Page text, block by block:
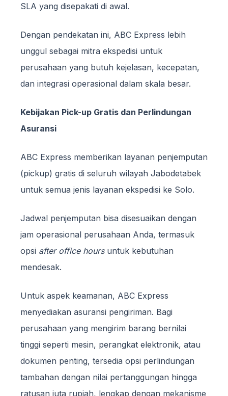
SLA yang disepakati di awal.
Dengan pendekatan ini, ABC Express lebih
unggul sebagai mitra ekspedisi untuk
perusahaan yang butuh kejelasan, kecepatan,
dan integrasi operasional dalam skala besar.
Kebijakan Pick-up Gratis dan Perlindungan
Asuransi
ABC Express memberikan layanan penjemputan
(pickup) gratis di seluruh wilayah Jabodetabek
untuk semua jenis layanan ekspedisi ke Solo.
Jadwal penjemputan bisa disesuaikan dengan
jam operasional perusahaan Anda, termasuk
opsi after office hoursuntuk kebutuhan
mendesak.
Untuk aspek keamanan, ABC Express
menyediakan asuransi pengiriman. Bagi
perusahaan yang mengirim barang bernilai
tinggi seperti mesin, perangkat elektronik, atau
dokumen penting, tersedia opsi perlindungan
tambahan dengan nilai pertanggungan hingga
ratusan juta rupiah, lengkap dengan mekanisme